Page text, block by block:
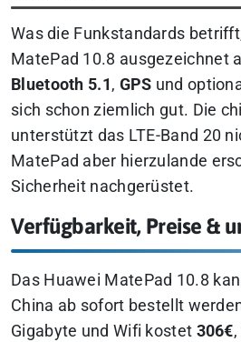
Was die Funkstandards
MatePad 10.8 ausgezeichnet
Bluetooth 5.1 , GPS und
sich schon ziemlich gut. Die
unterstützt das LTE-Band 20
MatePad aber hierzulande
Sicherheit nachgerüstet.
Verfügbarkeit, Preise &
Das Huawei MatePad 10.8
China ab sofort bestellt
Gigabyte und Wifi kostet 306€